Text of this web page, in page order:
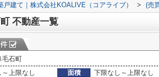
建て｜株式会社KOALIVE（コアライブ） > (売
不動産一覧
毛石町
上限なし 面積 下限なし～上限なし